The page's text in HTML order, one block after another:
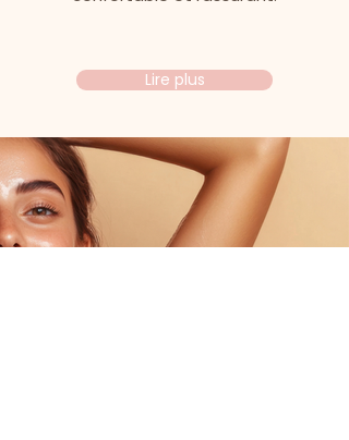
Lire plus